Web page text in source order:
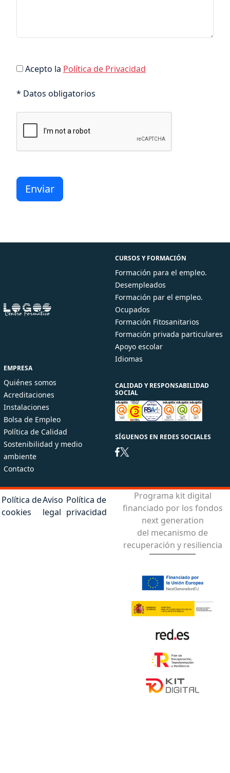
Acepto la Política de Privacidad
* Datos obligatorios
CURSOS Y FORMACIÓN
Formación para el empleo.
Desempleados
Formación par el empleo.
Ocupados
Formación Fitosanitarios
Formación privada particulares
Apoyo escolar
Idiomas
EMPRESA
Quiénes somos
Acreditaciones
Instalaciones
Bolsa de Empleo
Política de Calidad
Sostenibilidad y medio
ambiente
Contacto
CALIDAD Y RESPONSABILIDAD
SOCIAL
SÍGUENOS EN REDES SOCIALES
Política de
cookies
Aviso
legal
Política de
privacidad
Programa kit digital
financiado por los fondos
next generation
del mecanismo de
recuperación y resiliencia